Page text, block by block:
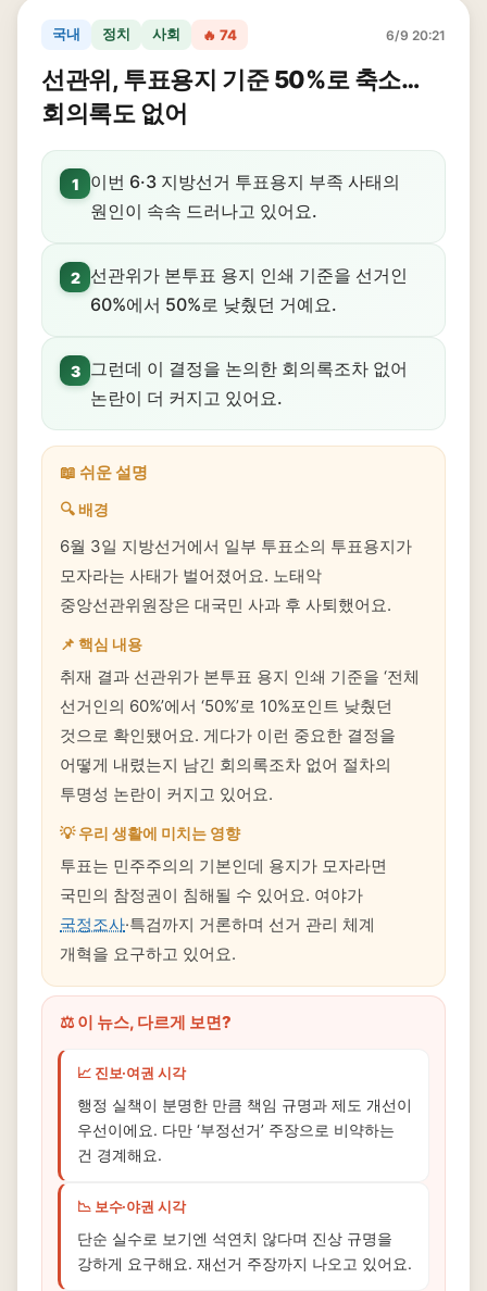
국내 정치 사회 🔥 74 6/9 20:21
선관위, 투표용지 기준 50%로 축소…
회의록도 없어
1
이번 6·3 지방선거 투표용지 부족 사태의
원인이 속속 드러나고 있어요.
2 선관위가 본투표 용지 인쇄 기준을 선거인
60%에서 50%로 낮췄던 거예요.
3
그런데 이 결정을 논의한 회의록조차 없어
논란이 더 커지고 있어요.
📖 쉬운 설명
🔍 배경
6월 3일 지방선거에서 일부 투표소의 투표용지가
모자라는 사태가 벌어졌어요. 노태악
중앙선관위원장은 대국민 사과 후 사퇴했어요.
📌 핵심 내용
취재 결과 선관위가 본투표 용지 인쇄 기준을 ‘전체
선거인의 60%’에서 ‘50%’로 10%포인트 낮췄던
것으로 확인됐어요. 게다가 이런 중요한 결정을
어떻게 내렸는지 남긴 회의록조차 없어 절차의
투명성 논란이 커지고 있어요.
💡 우리 생활에 미치는 영향
투표는 민주주의의 기본인데 용지가 모자라면
국민의 참정권이 침해될 수 있어요. 여야가
국정조사·특검까지 거론하며 선거 관리 체계
개혁을 요구하고 있어요.
⚖️ 이 뉴스, 다르게 보면?
📈 진보·여권 시각
행정 실책이 분명한 만큼 책임 규명과 제도 개선이
우선이에요. 다만 ‘부정선거’ 주장으로 비약하는
건 경계해요.
📉 보수·야권 시각
단순 실수로 보기엔 석연치 않다며 진상 규명을
강하게 요구해요. 재선거 주장까지 나오고 있어요.